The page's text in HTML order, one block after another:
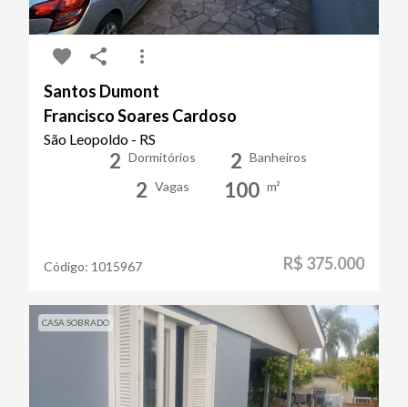
Santos Dumont
Francisco Soares Cardoso
São Leopoldo - RS
2 Dormitórios 2 Banheiros
2 Vagas 100 m²
Código: 1015967 R$ 375.000
CASA SOBRADO